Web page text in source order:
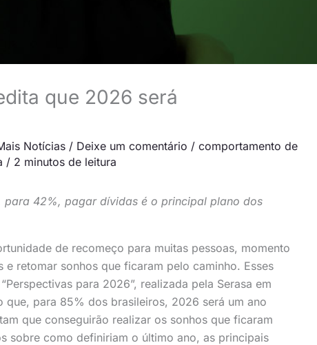
que 2026 será
Notícias / Deixe um comentário / comportamento de
/ 2 minutos de leitura
para 42%, pagar dívidas é o principal plano dos
de recomeço para muitas pessoas, momento
retomar sonhos que ficaram pelo caminho. Esses
para 2026”, realizada pela Serasa em
para 85% dos brasileiros, 2026 será um ano
que conseguirão realizar os sonhos que ficaram
sobre como definiriam o último ano, as principais